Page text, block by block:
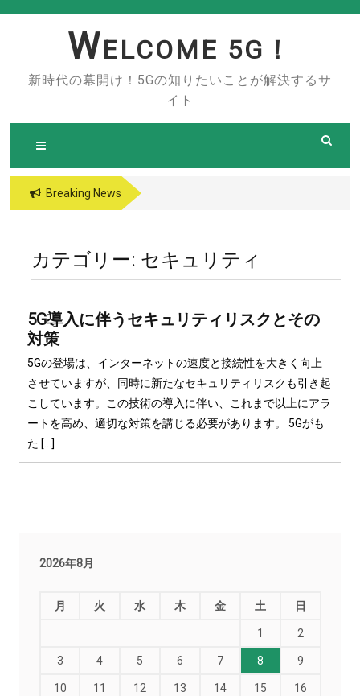
WELCOME 5G！
新時代の幕開け！5Gの知りたいことが解決するサ
イト
Breaking News
カテゴリー: セキュリティ
5G導入に伴うセキュリティリスクとその
対策
5Gの登場は、インターネットの速度と接続性を大きく向上
させていますが、同時に新たなセキュリティリスクも引き起
こしています。この技術の導入に伴い、これまで以上にアラ
ートを高め、適切な対策を講じる必要があります。 5Gがも
た […]
2026年8月
月 火 水 木 金 土 日
1 2
3 4 5 6 7 8 9
10 11 12 13 14 15 16